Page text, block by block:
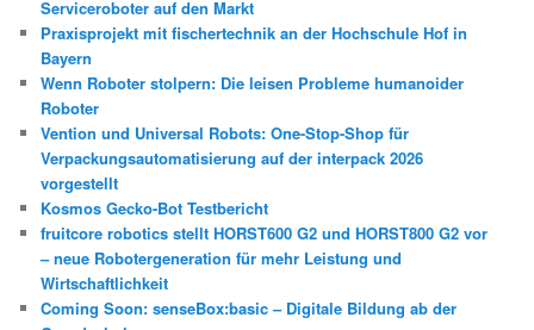
Serviceroboter auf den Markt
Praxisprojekt mit fischertechnik an der Hochschule Hof in
Bayern
Wenn Roboter stolpern: Die leisen Probleme humanoider
Roboter
Vention und Universal Robots: One-Stop-Shop für
Verpackungsautomatisierung auf der interpack 2026
vorgestellt
Kosmos Gecko-Bot Testbericht
fruitcore robotics stellt HORST600 G2 und HORST800 G2 vor
– neue Robotergeneration für mehr Leistung und
Wirtschaftlichkeit
Coming Soon: senseBox:basic – Digitale Bildung ab der